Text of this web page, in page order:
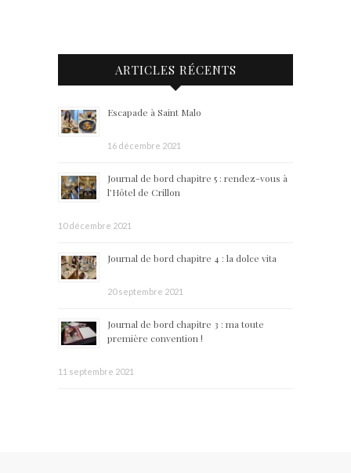
ARTICLES RÉCENTS
Escapade à Saint Malo
16 décembre 2021
Journal de bord chapitre 5 : rendez-vous à
l’Hôtel de Crillon
10 décembre 2021
Journal de bord chapitre 4 : la dolce vita
20 septembre 2021
Journal de bord chapitre 3 : ma toute
première convention !
11 septembre 2021